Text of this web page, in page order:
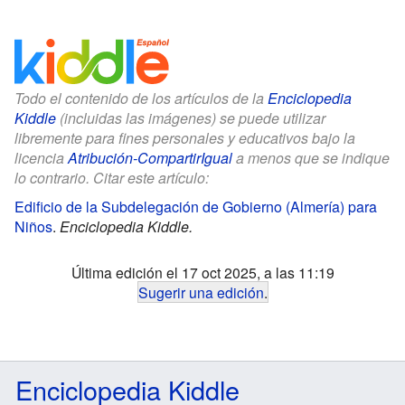
Todo el contenido de los artículos de la Enciclopedia
Kiddle (incluidas las imágenes) se puede utilizar
libremente para fines personales y educativos bajo la
licenciaAtribución-CompartirIguala menos que se indique
lo contrario. Citar este artículo:
Edificio de la Subdelegación de Gobierno (Almería) para
Niños. Enciclopedia Kiddle.
Última edición el 17 oct 2025, a las 11:19
Sugerir una edición.
Enciclopedia Kiddle